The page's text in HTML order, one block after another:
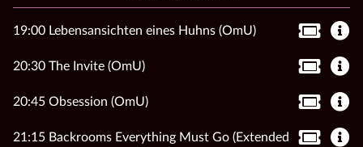
19:00 Lebensansichten eines Huhns (OmU)
20:30 The Invite (OmU)
20:45 Obsession (OmU)
21:15 Backrooms Everything Must Go (Extended